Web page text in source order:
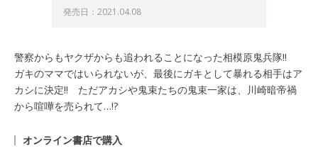
発売日：2021.04.08
警察からもヤクザからも追われることになった相模原鬼兵隊!!
ガキのママではいられないが、最後にガキとして暴れる相手はア
カシに決定!! ただアカシや鬼束たちの鬼束一家は、川崎暗帝禍
から喧嘩を売られて…!?
オンライン書店で購入